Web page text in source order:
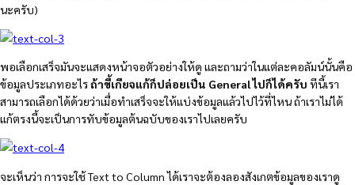
นะครับ)
พอเลือกเสร็จมันจะแสดงหน้าจอตัวอย่างให้ดู และถามว่าในแต่ละคอลัมน์นั้นคือ
ข้อมูลประเภทอะไรถ้าขี้เกียจแก้ก็ปล่อยเป็น General ไปก็ได้ครับ ทีนี้เรา
สามารถเลือกได้ด้วยว่าเมื่อทำเสร็จจะให้แบ่งข้อมูลแล้วไปไว้ที่ไหน ถ้าเราไม่ได้
แก้ตรงนี้จะเป็นการทับข้อมูลต้นฉบับของเราไปเลยครับ
จะเห็นว่า การจะใช้ Text to Column ได้เราจะต้องลองสังเกตข้อมูลของเราดู